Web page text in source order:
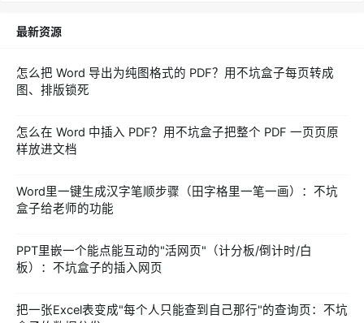
最新资源
怎么把 Word 导出为纯图格式的 PDF？用不坑盒子每页转成
图、排版锁死
怎么在 Word 中插入 PDF？用不坑盒子把整个 PDF 一页页原
样放进文档
Word里一键生成汉字笔顺步骤（田字格里一笔一画）：不坑
盒子给老师的功能
PPT里嵌一个能点能互动的"活网页"（计分板/倒计时/白
板）：不坑盒子的插入网页
把一张Excel表变成"每个人只能查到自己那行"的查询页：不坑